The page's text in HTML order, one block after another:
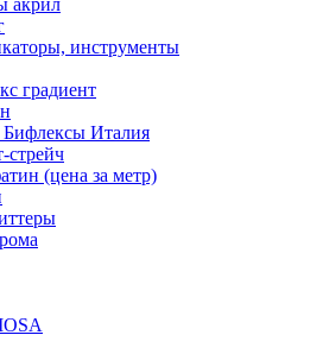
акрил
инструменты
градиент
Италия
стрейч
(цена за метр)